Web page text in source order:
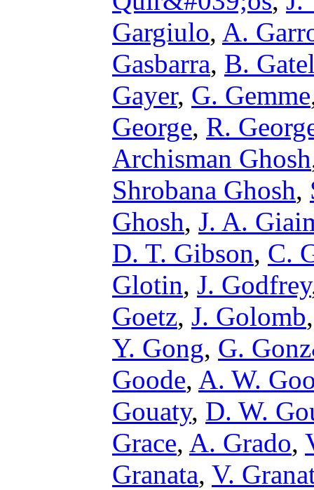
Gargiulo, A.
Gasbarra, B.
Gayer, G. Gemme
George, R.
Archisman Ghosh
Shrobana Ghosh,
Ghosh, J. A.
D. T. Gibson, C.
Glotin, J. Godfrey
Goetz, J. Golomb
Y. Gong, G.
Goode, A. W.
Gouaty, D. W.
Grace, A. Grado,
Granata, V.